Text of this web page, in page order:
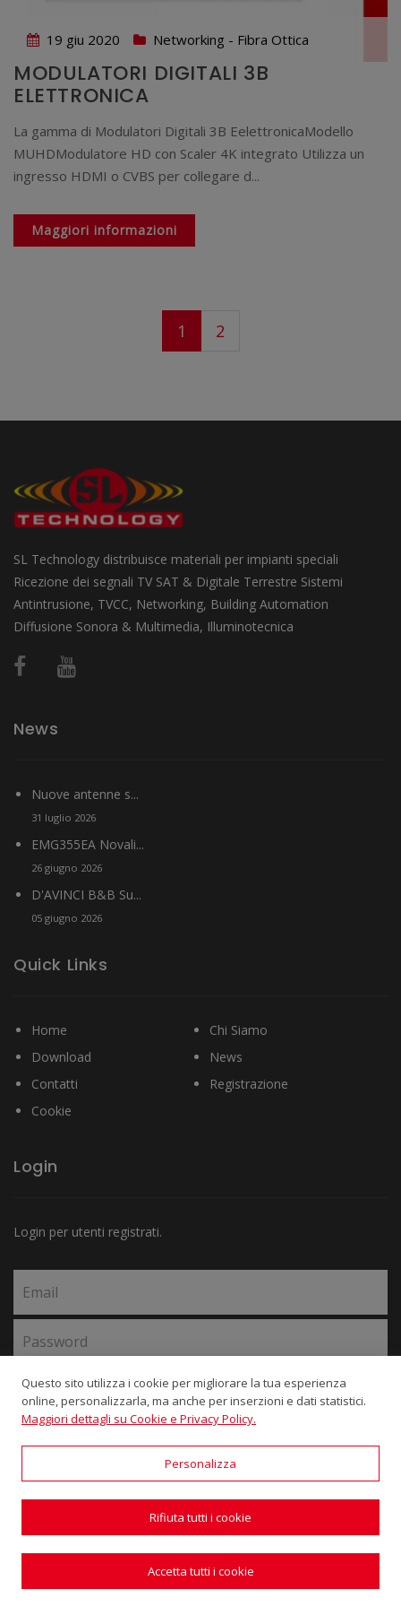
19 giu 2020 Networking - Fibra Ottica
MODULATORI DIGITALI 3B
ELETTRONICA
La gamma di Modulatori Digitali 3B EelettronicaModello
MUHDModulatore HD con Scaler 4K integrato Utilizza un
ingresso HDMI o CVBS per collegare d...
Maggiori informazioni
1 2
SL Technology distribuisce materiali per impianti speciali
Ricezione dei segnali TV SAT & Digitale Terrestre Sistemi
Antintrusione, TVCC, Networking, Building Automation
Diffusione Sonora & Multimedia, Illuminotecnica
News
Nuove antenne s...
31 luglio 2026
EMG355EA Novali...
26 giugno 2026
D'AVINCI B&B Su...
05 giugno 2026
Quick Links
Home
Chi Siamo
Download
News
Contatti
Registrazione
Cookie
Login
Login per utenti registrati.
Accedi
Recupera la password
• Powered byWebDesignProduction
Questo sito utilizza i cookie per migliorare la tua esperienza
online, personalizzarla, ma anche per inserzioni e dati statistici.
Maggiori dettagli su Cookie e Privacy Policy.
Personalizza
Rifiuta tutti i cookie
Accetta tutti i cookie